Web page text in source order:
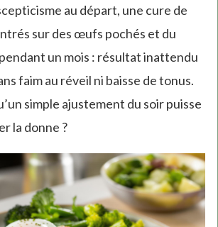
au départ, une cure de
sur des œufs pochés et du
un mois : résultat inattendu
faim au réveil ni baisse de tonus.
simple ajustement du soir puisse
la donne ?